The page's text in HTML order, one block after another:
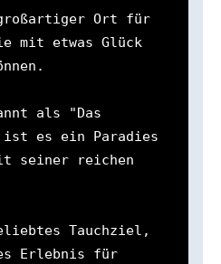
Ort für
mit etwas Glück
als "Das
es ein Paradies
seiner reichen
Tauchziel,
Erlebnis für